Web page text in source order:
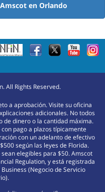
en Orlando
All Rights Reserved.
a aprobación. Visite su oficina
adicionales. No todos
de dinero o la cantidad máxima.
pago a plazos típicamente
con un adelanto de efectivo
según las leyes de Florida.
elegibles para $50. Amscot
Regulation, y está registrada
(Negocio de Servicio